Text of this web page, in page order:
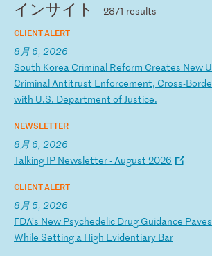
インサイト 2871 results
CLIENT ALERT
8月 6, 2026
South Korea Criminal Reform Creates New U
Criminal Antitrust Enforcement, Cross-Borde
with U.S. Department of Justice.
NEWSLETTER
8月 6, 2026
Talking IP Newsletter- August 2026
CLIENT ALERT
8月 5, 2026
FDA’s New Psychedelic Drug Guidance Paves
While Setting a High Evidentiary Bar